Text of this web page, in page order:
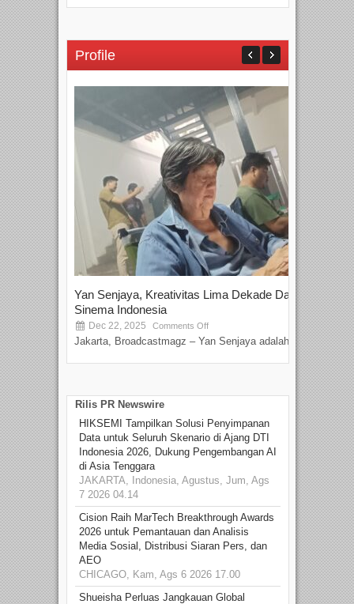
Profile
Yan Senjaya, Kreativitas Lima Dekade Dalam
Sinema Indonesia
Dec 22, 2025 Comments Off
Jakarta, Broadcastmagz – Yan Senjaya adalah...
Rilis PR Newswire
HIKSEMI Tampilkan Solusi Penyimpanan
Data untuk Seluruh Skenario di Ajang DTI
Indonesia 2026, Dukung Pengembangan AI
di Asia Tenggara
JAKARTA, Indonesia, Agustus, Jum, Ags
7 2026 04.14
Cision Raih MarTech Breakthrough Awards
2026 untuk Pemantauan dan Analisis
Media Sosial, Distribusi Siaran Pers, dan
AEO
CHICAGO, Kam, Ags 6 2026 17.00
Shueisha Perluas Jangkauan Global